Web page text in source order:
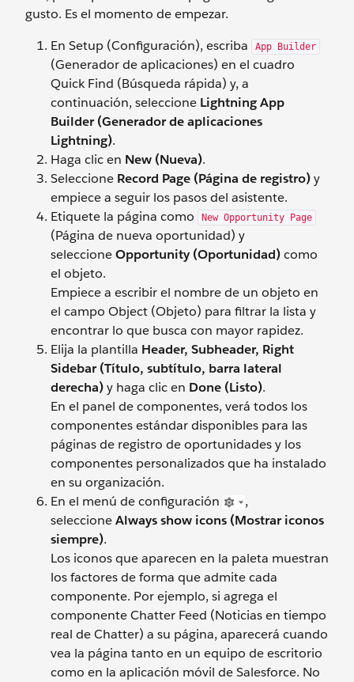
gusto. Es el momento de empezar.
En Setup (Configuración), escriba
App Builder
(Generador de aplicaciones) en el cuadro
Quick Find (Búsqueda rápida) y, a
continuación, seleccione Lightning App
Builder (Generador de aplicaciones
Lightning).
Haga clic en New (Nueva).
Seleccione Record Page (Página de registro)y
empiece a seguir los pasos del asistente.
Etiquete la página como
New Opportunity Page
(Página de nueva oportunidad) y
seleccioneOpportunity (Oportunidad)como
el objeto.
Empiece a escribir el nombre de un objeto en
el campo Object (Objeto) para filtrar la lista y
encontrar lo que busca con mayor rapidez.
Elija la plantilla Header, Subheader, Right
Sidebar (Título, subtítulo, barra lateral
derecha)y haga clic en Done (Listo).
En el panel de componentes, verá todos los
componentes estándar disponibles para las
páginas de registro de oportunidades y los
componentes personalizados que ha instalado
en su organización.
En el menú de configuración
,
seleccioneAlways show icons (Mostrar iconos
siempre).
Los iconos que aparecen en la paleta muestran
los factores de forma que admite cada
componente. Por ejemplo, si agrega el
componente Chatter Feed (Noticias en tiempo
real de Chatter) a su página, aparecerá cuando
vea la página tanto en un equipo de escritorio
como en la aplicación móvil de Salesforce. No